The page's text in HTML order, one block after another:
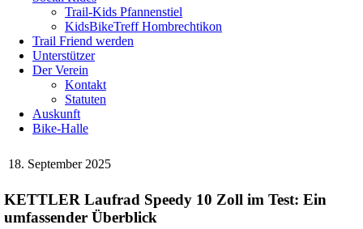
Trail-Kids Pfannenstiel
KidsBikeTreff Hombrechtikon
Trail Friend werden
Unterstützer
Der Verein
Kontakt
Statuten
Auskunft
Bike-Halle
18. September 2025
KETTLER Laufrad Speedy 10 Zoll im Test: Ein
umfassender Überblick